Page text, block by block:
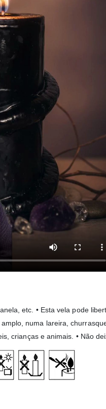
etc. • Esta vela pode
numa lareira,
crianças e animais. • Não